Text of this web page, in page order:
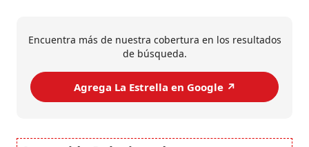
Encuentra más de nuestra cobertura en los resultados
de búsqueda.
Agrega La Estrella en Google ↗️